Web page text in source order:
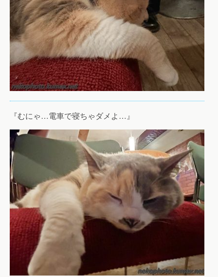
『むにゃ…電車で寝ちゃダメよ…』